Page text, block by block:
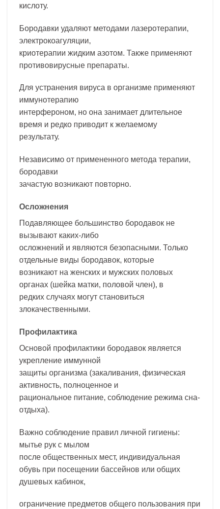
кислоту.
Бородавки удаляют методами лазеротерапии,
электрокоагуляции,
криотерапии жидким азотом. Также применяют
противовирусные препараты.
Для устранения вируса в организме применяют
иммунотерапию
интерфероном, но она занимает длительное
время и редко приводит к желаемому
результату.
Независимо от примененного метода терапии,
бородавки
зачастую возникают повторно.
Осложнения
Подавляющее большинство бородавок не
вызывают каких-либо
осложнений и являются безопасными. Только
отдельные виды бородавок, которые
возникают на женских и мужских половых
органах (шейка матки, половой член), в
редких случаях могут становиться
злокачественными.
Профилактика
Основой профилактики бородавок является
укрепление иммунной
защиты организма (закаливания, физическая
активность, полноценное и
рациональное питание, соблюдение режима сна-
отдыха).
Важно соблюдение правил личной гигиены:
мытье рук с мылом
после общественных мест, индивидуальная
обувь при посещении бассейнов или общих
душевых кабинок,
ограничение предметов общего пользования при